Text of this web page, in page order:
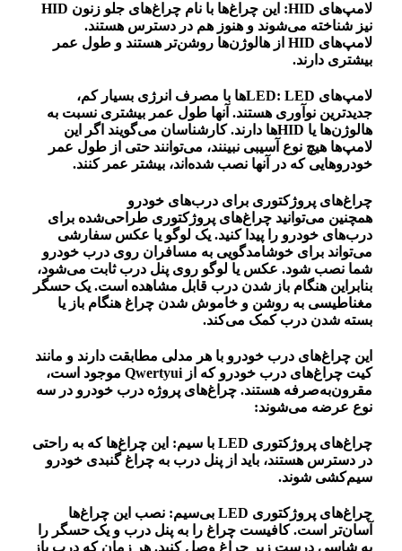
لامپ‌های HID: این چراغ‌ها با نام چراغ‌های جلو زنون HID
نیز شناخته می‌شوند و هنوز هم در دسترس هستند.
لامپ‌های HID از هالوژن‌ها روشن‌تر هستند و طول عمر
بیشتری دارند.
لامپ‌های LED: LEDها با مصرف انرژی بسیار کم،
جدیدترین نوآوری هستند. آنها طول عمر بیشتری نسبت به
هالوژن‌ها یا HIDها دارند. کارشناسان می‌گویند اگر این
لامپ‌ها هیچ نوع آسیبی نبینند، می‌توانند حتی از طول عمر
خودروهایی که در آنها نصب شده‌اند، بیشتر عمر کنند.
چراغ‌های پروژکتوری برای درب‌های خودرو
همچنین می‌توانید چراغ‌های پروژکتوری طراحی‌شده برای
درب‌های خودرو را پیدا کنید. یک لوگو یا عکس سفارشی
می‌تواند برای خوشامدگویی به مسافران روی درب خودرو
شما نصب شود. عکس یا لوگو روی پنل درب ثابت می‌شود،
بنابراین هنگام باز شدن درب قابل مشاهده است. یک حسگر
مغناطیسی به روشن و خاموش شدن چراغ هنگام باز یا
بسته شدن درب کمک می‌کند.
این چراغ‌های درب خودرو با هر مدلی مطابقت دارند و مانند
کیت چراغ‌های درب خودرو که از Qwertyui موجود است،
مقرون‌به‌صرفه هستند. چراغ‌های پروژه درب خودرو در سه
نوع عرضه می‌شوند:
چراغ‌های پروژکتوری LED با سیم: این چراغ‌ها که به راحتی
در دسترس هستند، باید از پنل درب به چراغ گنبدی خودرو
سیم‌کشی شوند.
چراغ‌های پروژکتوری LED بی‌سیم: نصب این چراغ‌ها
آسان‌تر است. کافیست چراغ را به پنل درب و یک حسگر را
به شاسی درست زیر چراغ وصل کنید. هر زمان که درب باز